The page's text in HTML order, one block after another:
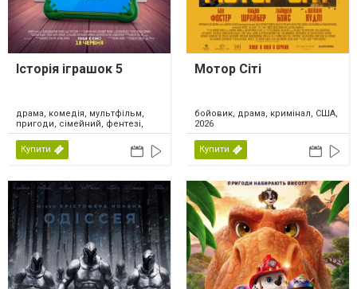
Історія іграшок 5
драма, комедія, мультфільм,
пригоди, сімейний, фентезі,
США, 2026
Купити
Мотор Сіті
бойовик, драма, кримінал, США,
2026
Купити